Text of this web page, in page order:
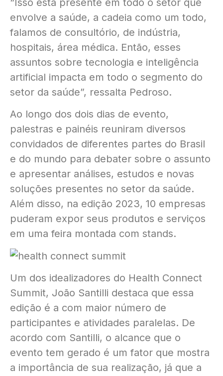
“Isso está presente em todo o setor que
envolve a saúde, a cadeia como um todo,
falamos de consultório, de indústria,
hospitais, área médica. Então, esses
assuntos sobre tecnologia e inteligência
artificial impacta em todo o segmento do
setor da saúde”, ressalta Pedroso.
Ao longo dos dois dias de evento,
palestras e painéis reuniram diversos
convidados de diferentes partes do Brasil
e do mundo para debater sobre o assunto
e apresentar análises, estudos e novas
soluções presentes no setor da saúde.
Além disso, na edição 2023, 10 empresas
puderam expor seus produtos e serviços
em uma feira montada com stands.
Um dos idealizadores do Health Connect
Summit, João Santilli destaca que essa
edição é a com maior número de
participantes e atividades paralelas. De
acordo com Santilli, o alcance que o
evento tem gerado é um fator que mostra
a importância de sua realização, já que a